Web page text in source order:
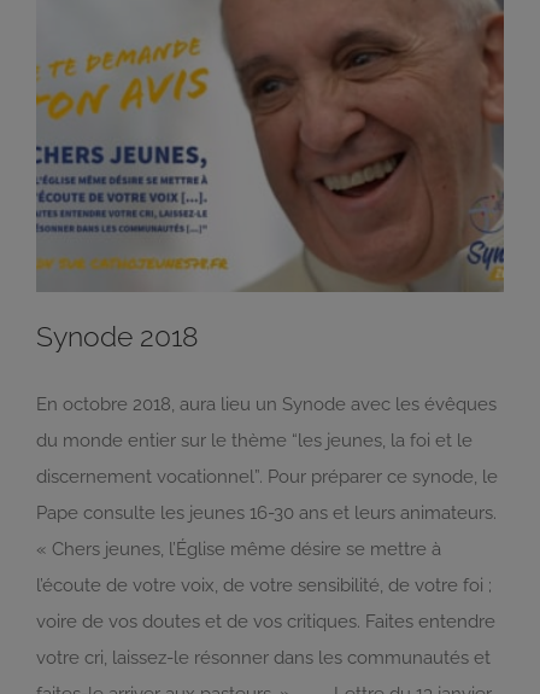
Synode 2018
En octobre 2018, aura lieu un Synode avec les évêques
du monde entier sur le thème “les jeunes, la foi et le
discernement vocationnel”. Pour préparer ce synode, le
Pape consulte les jeunes 16-30 ans et leurs animateurs.
« Chers jeunes, l’Église même désire se mettre à
l’écoute de votre voix, de votre sensibilité, de votre foi ;
voire de vos doutes et de vos critiques. Faites entendre
votre cri, laissez-le résonner dans les communautés et